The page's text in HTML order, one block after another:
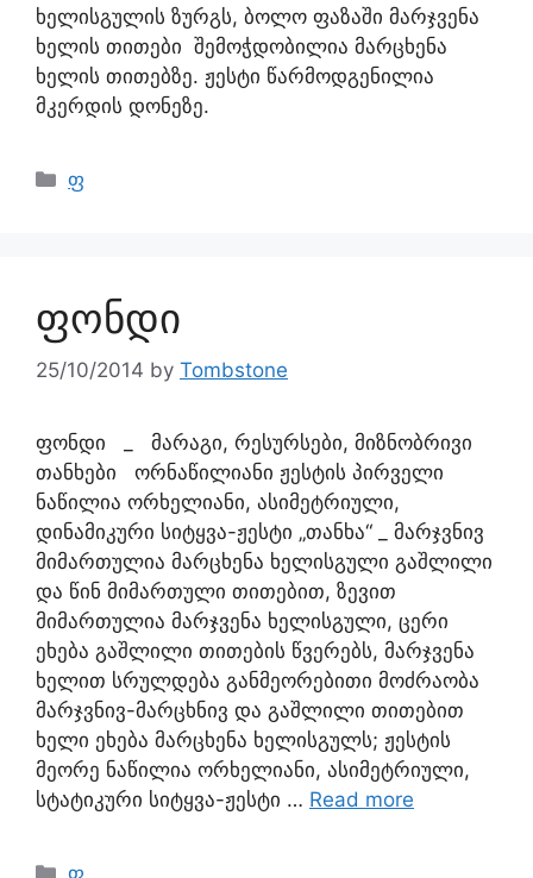
ხელისგულის ზურგს, ბოლო ფაზაში მარჯვენა
ხელის თითები შემოჭდობილია მარცხენა
ხელის თითებზე. ჟესტი წარმოდგენილია
მკერდის დონეზე.
ფ
ფონდი
25/10/2014 by Tombstone
ფონდი _ მარაგი, რესურსები, მიზნობრივი
თანხები ორნაწილიანი ჟესტის პირველი
ნაწილია ორხელიანი, ასიმეტრიული,
დინამიკური სიტყვა-ჟესტი „თანხა“ _ მარჯვნივ
მიმართულია მარცხენა ხელისგული გაშლილი
და წინ მიმართული თითებით, ზევით
მიმართულია მარჯვენა ხელისგული, ცერი
ეხება გაშლილი თითების წვერებს, მარჯვენა
ხელით სრულდება განმეორებითი მოძრაობა
მარჯვნივ-მარცხნივ და გაშლილი თითებით
ხელი ეხება მარცხენა ხელისგულს; ჟესტის
მეორე ნაწილია ორხელიანი, ასიმეტრიული,
სტატიკური სიტყვა-ჟესტი … Read more
ფ